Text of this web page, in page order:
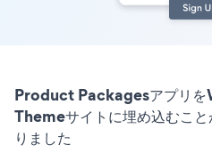
Product Packagesアプリ
Themeサイトに埋め込むこ
りました